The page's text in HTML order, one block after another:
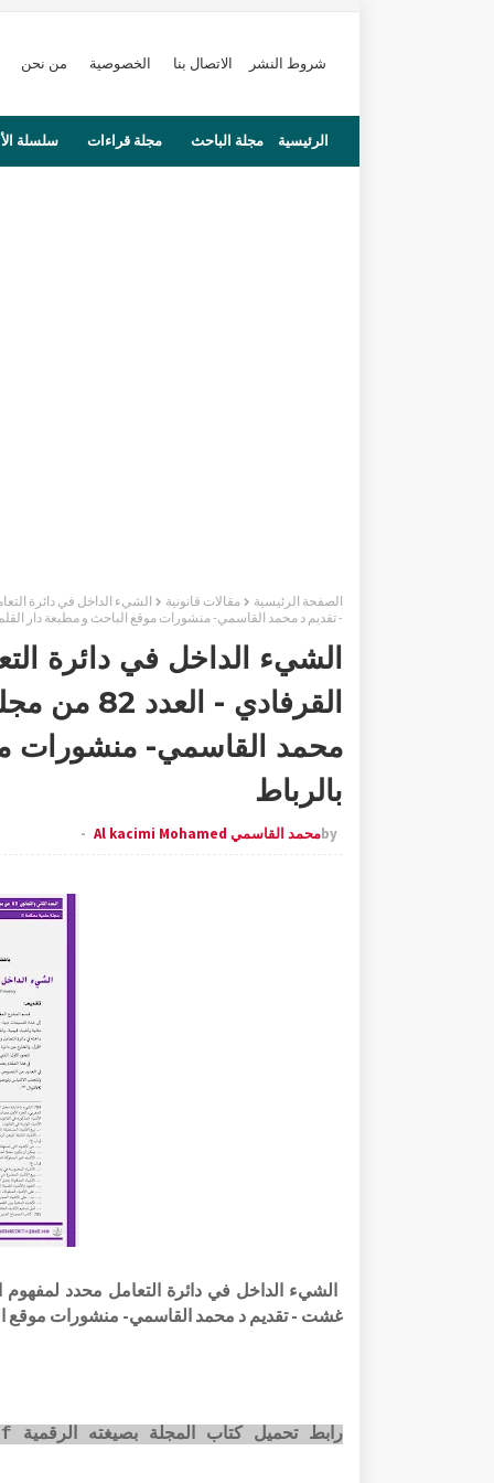
شروط النشر الاتصال بنا الخصوصية من نحن
الرئيسية مجلة الباحث مجلة قراءات سلسلة
الصفحة الرئيسية
مقالات قانونية
- تقديم د محمد القاسمي- منشورات موقع الباحث و مطبعة دار
الشيء الداخل في دائرة
القرفادي
محمد القاسمي- منشورات
بالرباط
byمحمد القاسمي Al kacimi Mohamed
غشت - تقديم د محمد القاسمي- منشورات موقع
رابط تحميل كتاب المجلة بصيغته الرقمية pdf عبر الضغط على الصورة أسفله: